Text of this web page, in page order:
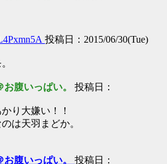
投稿日：2015/06/30(Tue)
お腹いっぱい。 投稿日：
り大嫌い！！
は天羽まどか。
お腹いっぱい。 投稿日：